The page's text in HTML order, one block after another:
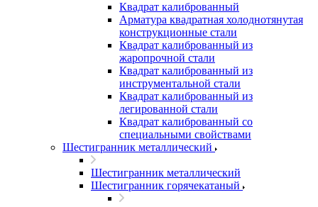
Квадрат калиброванный
Арматура квадратная холоднотянутая
конструкционные стали
Квадрат калиброванный из
жаропрочной стали
Квадрат калиброванный из
инструментальной стали
Квадрат калиброванный из
легированной стали
Квадрат калиброванный со
специальными свойствами
Шестигранник металлический
Шестигранник металлический
Шестигранник горячекатаный